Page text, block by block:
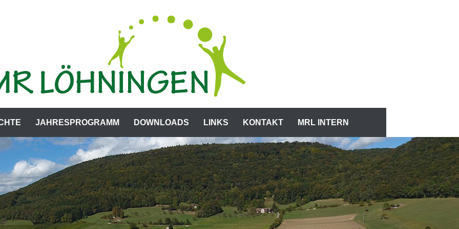
JAHRESPROGRAMM DOWNLOADS LINKS KONTAKT MRL INTERN